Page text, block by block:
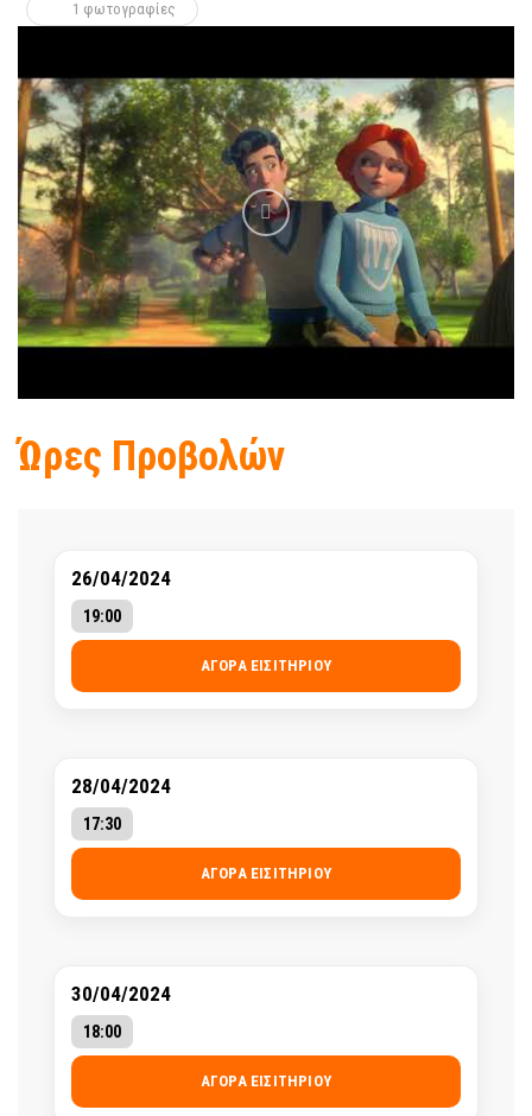
1 φωτογραφίες
Ώρες Προβολών
26/04/2024
19:00
ΑΓΟΡΆ ΕΙΣΙΤΗΡΊΟΥ
28/04/2024
17:30
ΑΓΟΡΆ ΕΙΣΙΤΗΡΊΟΥ
30/04/2024
18:00
ΑΓΟΡΆ ΕΙΣΙΤΗΡΊΟΥ